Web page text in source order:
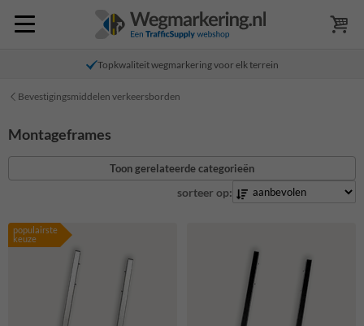
Topkwaliteit wegmarkering voor elk terrein
Bevestigingsmiddelen verkeersborden
Montageframes
Toon gerelateerde categorieën
sorteer op:
populairste
keuze